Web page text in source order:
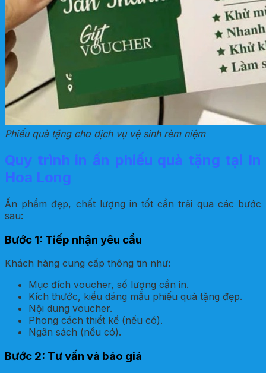
Phiếu quà tặng cho dịch vụ vệ sinh rèm niệm
Quy trình in ấn phiếu quà tặng tại In
Hoa Long
Ấn phẩm đẹp, chất lượng in tốt cần trải qua các bước
sau:
Bước 1: Tiếp nhận yêu cầu
Khách hàng cung cấp thông tin như:
Mục đích voucher, số lượng cần in.
Kích thước, kiểu dáng mẫu phiếu quà tặng đẹp.
Nội dung voucher.
Phong cách thiết kế (nếu có).
Ngân sách (nếu có).
Bước 2: Tư vấn và báo giá